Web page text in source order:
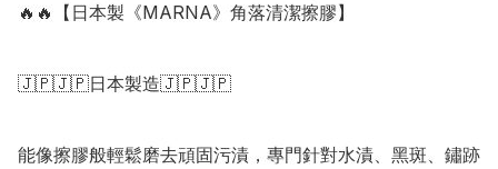
🔥🔥【日本製《MARNA》角落清潔擦膠】
🇯🇵🇯🇵日本製造🇯🇵🇯🇵
能像擦膠般輕鬆磨去頑固污漬，專門針對水漬、黑斑、鏽跡